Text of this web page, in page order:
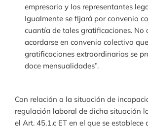
empresario y los representantes
Igualmente se fijará por convenio
cuantía de tales gratificaciones. No
acordarse en convenio colectivo
gratificaciones extraordinarias se
doce mensualidades”.
Con relación a la situación de
regulación laboral de dicha situación
el Art. 45.1.c ET en el que se establece